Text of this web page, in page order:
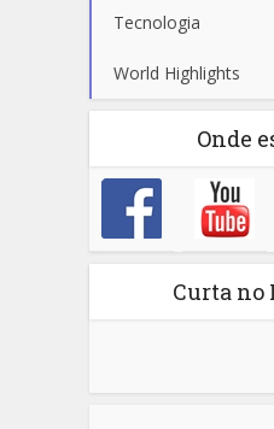
Tecnologia
World Highlights
Onde
Curta no